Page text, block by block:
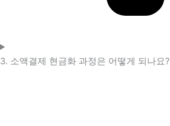
3. 소액결제 현금화 과정은 어떻게 되나요?